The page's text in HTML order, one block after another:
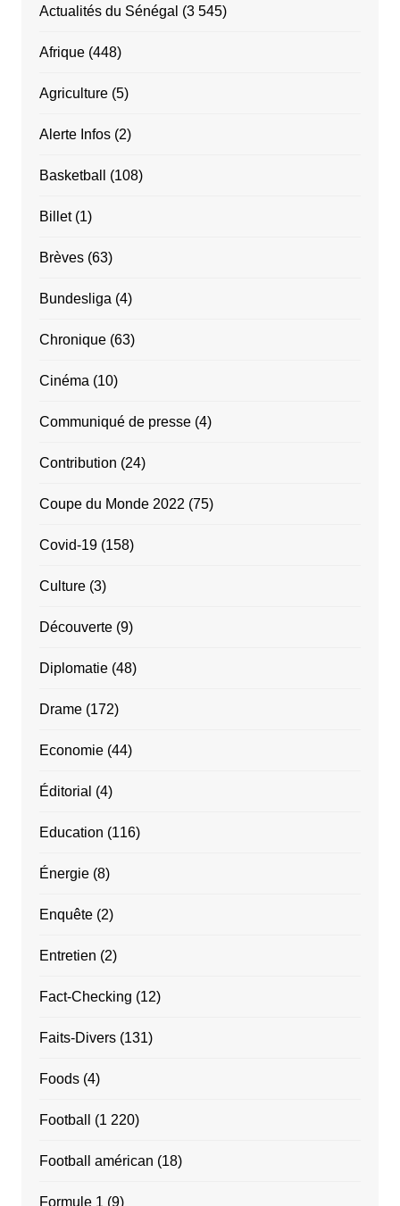
Actualités du Sénégal (3 545)
Afrique(448)
Agriculture(5)
Alerte Infos(2)
Basketball (108)
Billet(1)
Brèves(63)
Bundesliga (4)
Chronique(63)
Cinéma (10)
Communiqué de presse(4)
Contribution (24)
Coupe du Monde 2022 (75)
Covid-19(158)
Culture(3)
Découverte(9)
Diplomatie(48)
Drame(172)
Economie(44)
Éditorial (4)
Education (116)
Énergie(8)
Enquête(2)
Entretien (2)
Fact-Checking (12)
Faits-Divers(131)
Foods(4)
Football (1 220)
Football américan (18)
Formule 1 (9)